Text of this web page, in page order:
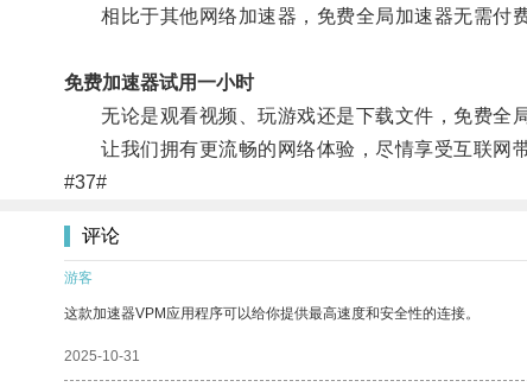
相比于其他网络加速器，免费全局加速器无需付费
免费加速器试用一小时
无论是观看视频、玩游戏还是下载文件，免费全局
让我们拥有更流畅的网络体验，尽情享受互联网带
#37#
评论
游客
这款加速器VPM应用程序可以给你提供最高速度和安全性的连接。
2025-10-31